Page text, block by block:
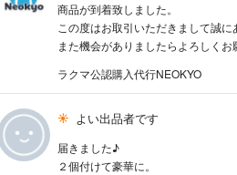
商品が到着致しました。
この度はお取引いただきまして誠に
また機会がありましたらよろしくお
ラクマ公認購入代行NEOKYO
よい出品者です
届きました♪
２個付けて豪華に。